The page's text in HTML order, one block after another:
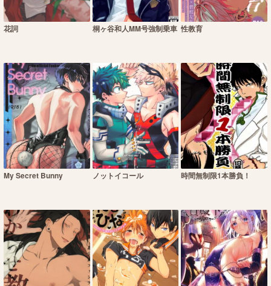
花詞 桐ヶ谷和人MM号強制乗車 性教育
My Secret Bunny ノットイコール 時間無制限1本勝負！